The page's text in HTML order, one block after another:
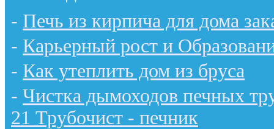
- Печь из кирпича для дома
- Карьерный рост и
- Как утеплить дом из бруса
- Чистка дымоходов печных
21 Трубочист - печник